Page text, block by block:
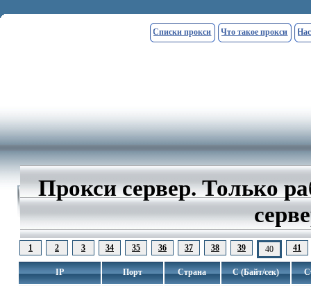
Списки прокси Что такое прокси
Прокси сервер. Только
1 2 3 34 35 36 37 38 39 40 41
IP Порт Страна С (Байт/сек)